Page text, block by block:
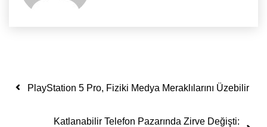
Yazı dolaşımı
PlayStation 5 Pro, Fiziki Medya Meraklılarını Üzebilir
Katlanabilir Telefon Pazarında Zirve Değişti: